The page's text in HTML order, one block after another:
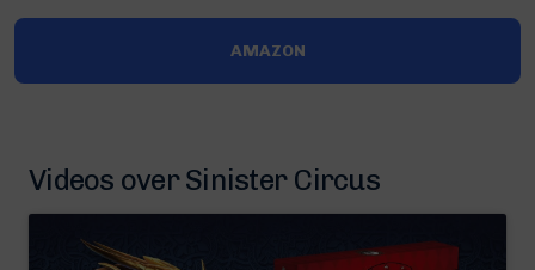
AMAZON
Videos over Sinister Circus